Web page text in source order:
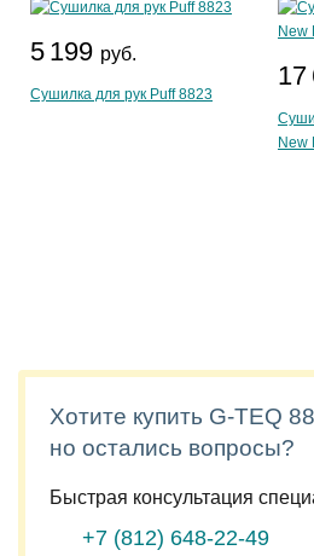
5 199 руб.
Сушилка для рук Puff 8823
17
New
Хотите купить G-TEQ
но остались вопросы?
Быстрая консультация
+7 (812) 648-22-49